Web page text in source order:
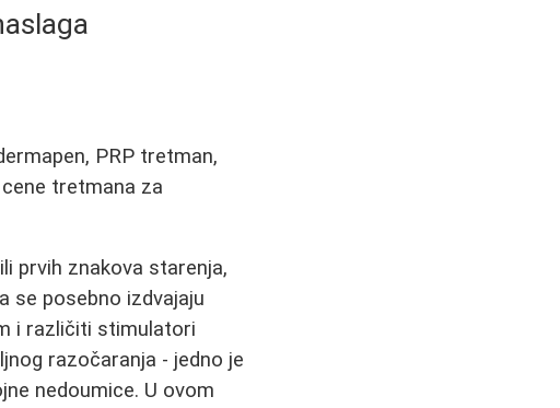
PRP tretman,
tretmana za
prvih znakova starenja,
se posebno izdvajaju
i različiti stimulatori
razočaranja - jedno je
nedoumice. U ovom